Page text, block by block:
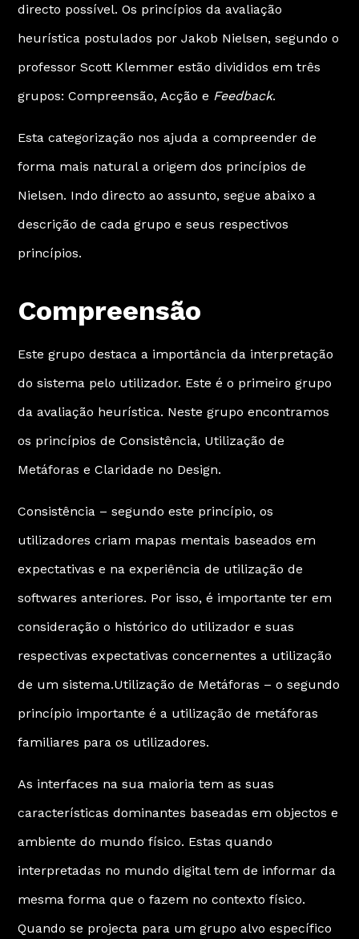
directo possível. Os princípios da avaliação
heurística postulados por Jakob Nielsen, segundo o
professor Scott Klemmerestão divididos em três
grupos: Compreensão, Acção e Feedback.
Esta categorização nos ajuda a compreender de
forma mais natural a origem dos princípios de
Nielsen. Indo directo ao assunto, segue abaixo a
descrição de cada grupo e seus respectivos
princípios.
Compreensão
Este grupo destaca a importância da interpretação
do sistema pelo utilizador. Este é o primeiro grupo
da avaliação heurística. Neste grupo encontramos
os princípios de Consistência, Utilização de
Metáforas e Claridade no Design.
Consistência – segundo este princípio, os
utilizadores criam mapas mentais baseados em
expectativas e na experiência de utilização de
softwares anteriores. Por isso, é importante ter em
consideração o histórico do utilizador e suas
respectivas expectativas concernentes a utilização
de um sistema.Utilização de Metáforas – o segundo
princípio importante é a utilização de metáforas
familiares para os utilizadores.
As interfaces na sua maioria tem as suas
características dominantes baseadas em objectos e
ambiente do mundo físico. Estas quando
interpretadas no mundo digital tem de informar da
mesma forma que o fazem no contexto físico.
Quando se projecta para um grupo alvo específico